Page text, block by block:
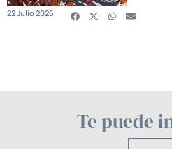
22 Julio 2026
Te puede